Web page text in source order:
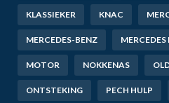
KLASSIEKER KNAC
MERCEDES-BENZ
MOTOR NOKKENAS
ONTSTEKING PECH HULP